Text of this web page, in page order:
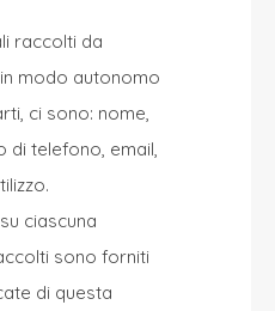
raccolti da
modo autonomo
ci sono: nome,
di telefono, email,
ciascuna
sono forniti
di questa